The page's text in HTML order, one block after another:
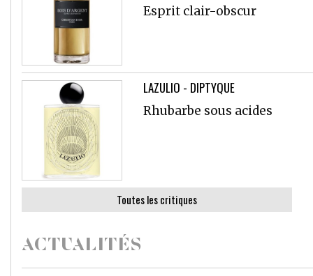
Esprit clair-obscur
LAZULIO - DIPTYQUE
Rhubarbe sous acides
Toutes les critiques
ACTUALITÉS